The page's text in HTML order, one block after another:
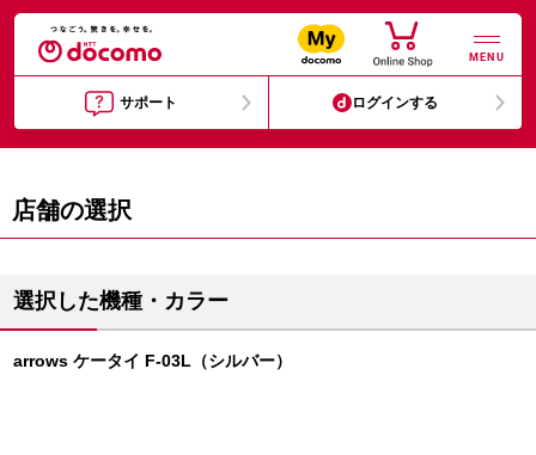
MENU
サポート ログインする
店舗の選択
選択した機種・カラー
arrows ケータイ F-03L（シルバー）